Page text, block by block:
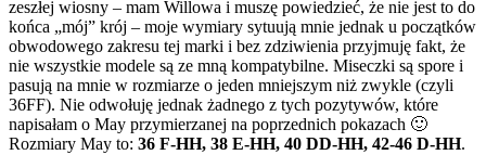
zeszłej wiosny – mam Willowa i muszę powiedzieć, że nie jest to do
końca „mój” krój – moje wymiary sytuują mnie jednak u początków
obwodowego zakresu tej marki i bez zdziwienia przyjmuję fakt, że
nie wszystkie modele są ze mną kompatybilne. Miseczki są spore i
pasują na mnie w rozmiarze o jeden mniejszym niż zwykle (czyli
36FF). Nie odwołuję jednak żadnego z tych pozytywów, które
napisałam o May przymierzanej na poprzednich pokazach 🙂
Rozmiary May to: 36 F-HH, 38 E-HH, 40 DD-HH, 42-46 D-HH.